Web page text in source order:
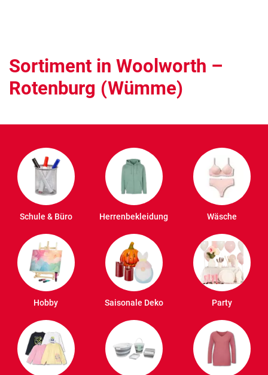
Sortiment in Woolworth –
Rotenburg (Wümme)
Schule & Büro Herrenbekleidung Wäsche
Hobby Saisonale Deko Party